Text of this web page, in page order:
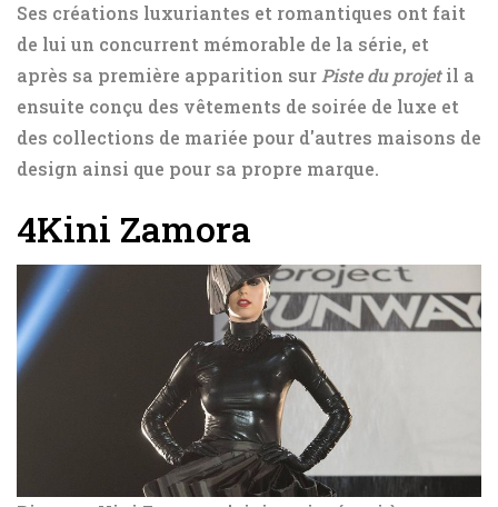
Ses créations luxuriantes et romantiques ont fait
de lui un concurrent mémorable de la série, et
après sa première apparition sur Piste du projetil a
ensuite conçu des vêtements de soirée de luxe et
des collections de mariée pour d'autres maisons de
design ainsi que pour sa propre marque.
4Kini Zamora